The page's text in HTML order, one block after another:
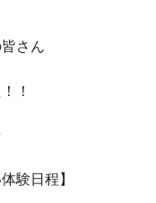
さん
！
験日程】